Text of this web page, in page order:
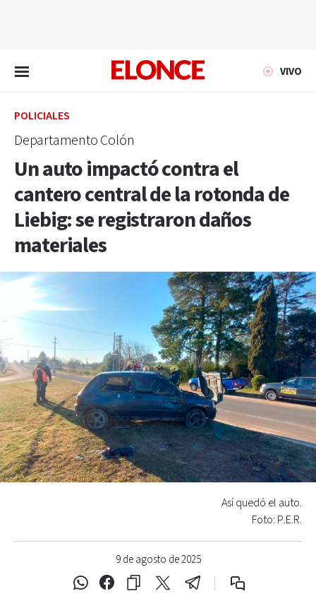
VIVO
POLICIALES
Departamento Colón
Un auto impactó contra el
cantero central de la rotonda de
Liebig: se registraron daños
materiales
9 de agosto de 2025
Así quedó el auto.
Foto: P.E.R.